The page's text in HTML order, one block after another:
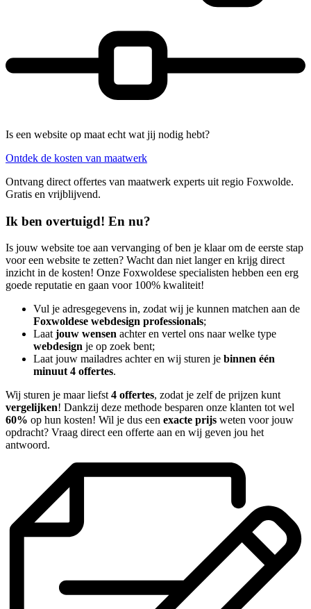
Is een website op maat echt wat jij nodig hebt?
Ontdek de kosten van maatwerk
Ontvang direct offertes van maatwerk experts uit regio Foxwolde.
Gratis en vrijblijvend.
Ik ben overtuigd! En nu?
Is jouw website toe aan vervanging of ben je klaar om de eerste stap
voor een website te zetten? Wacht dan niet langer en krijg direct
inzicht in de kosten! Onze Foxwoldese specialisten hebben een erg
goede reputatie en gaan voor 100% kwaliteit!
Vul je adresgegevens in, zodat wij je kunnen matchen aan de
Foxwoldese webdesign professionals;
Laat jouw wensen achter en vertel ons naar welke type
webdesign je op zoek bent;
Laat jouw mailadres achter en wij sturen je binnen één
minuut 4 offertes.
Wij sturen je maar liefst 4 offertes, zodat je zelf de prijzen kunt
vergelijken! Dankzij deze methode besparen onze klanten tot wel
60% op hun kosten! Wil je dus een exacte prijs weten voor jouw
opdracht? Vraag direct een offerte aan en wij geven jou het
antwoord.